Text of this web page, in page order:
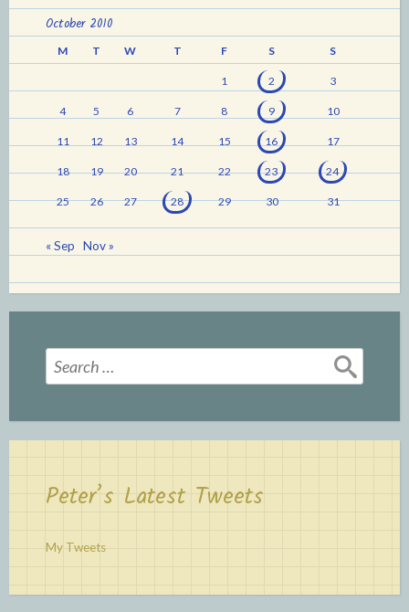
October 2010
M T W T F S S
1 2 3
4 5 6 7 8 9 10
11 12 13 14 15 16 17
18 19 20 21 22 23 24
25 26 27 28 29 30 31
« Sep Nov »
Search
for:
Peter’s Latest Tweets
My Tweets